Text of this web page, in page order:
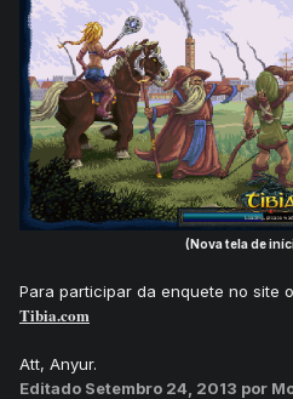
(Nova tela de
Para participar da enquete no site
Tibia.com
Att, Anyur.
Editado Setembro 24, 2013 por